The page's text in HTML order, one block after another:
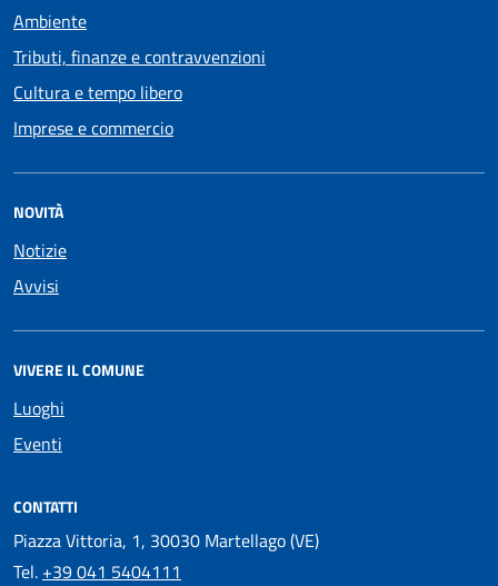
Ambiente
Tributi, finanze e contravvenzioni
Cultura e tempo libero
Imprese e commercio
NOVITÀ
Notizie
Avvisi
VIVERE IL COMUNE
Luoghi
Eventi
CONTATTI
Piazza Vittoria, 1, 30030 Martellago (VE)
Tel. +39 041 5404111